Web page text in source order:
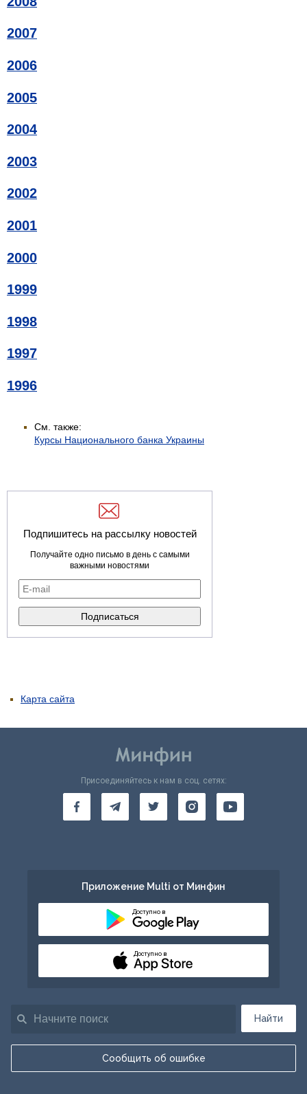
2007
2006
2005
2004
2003
2002
2001
2000
1999
1998
1997
1996
См. также:
Курсы Национального банка Украины
Подпишитесь на рассылку новостей
Получайте одно письмо в день с самыми
важными новостями
Карта сайта
Найти
Сообщить об ошибке
Присоединяйтесь к нам в соц. сетях:
Приложение Multi от Минфин
Доступно в
Доступно в